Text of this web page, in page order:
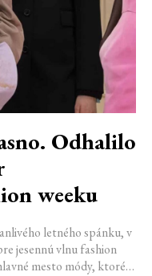
Odhalilo
weeku
letného spánku, v
jesennú vlnu fashion
mesto módy, ktoré